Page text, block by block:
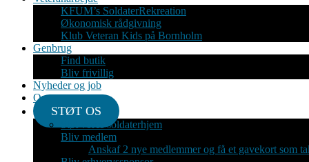
KFUM’s SoldaterRekreation
Økonomisk rådgivning
Klub Veteran Kids på Bornholm
Genbrug
Find butik
Bliv frivillig
Nyheder og job
Om
STØT OS
Støt vores soldaterhjem
Bliv medlem
Anskaf 2 nye medlemmer og få et gavekort som